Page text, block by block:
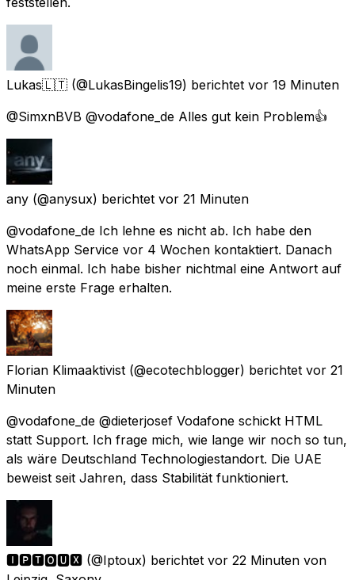
Lukas🇱🇹 (@LukasBingelis19) berichtet vor 19 Minuten
@SimxnBVB @vodafone_de Alles gut kein Problem👍
any (@anysux) berichtet vor 21 Minuten
@vodafone_de Ich lehne es nicht ab. Ich habe den
WhatsApp Service vor 4 Wochen kontaktiert. Danach
noch einmal. Ich habe bisher nichtmal eine Antwort auf
meine erste Frage erhalten.
Florian Klimaaktivist (@ecotechblogger) berichtet vor 21
Minuten
@vodafone_de @dieterjosef Vodafone schickt HTML
statt Support. Ich frage mich, wie lange wir noch so tun,
als wäre Deutschland Technologiestandort. Die UAE
beweist seit Jahren, dass Stabilität funktioniert.
🅸🅿🆃🅾🆄🆇 (@Iptoux) berichtet vor 22 Minuten von